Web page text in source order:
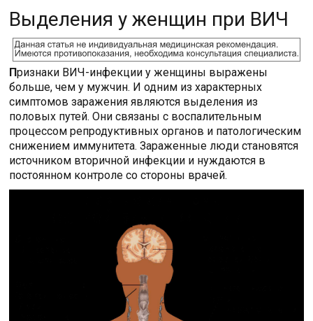
Выделения у женщин при ВИЧ
Признаки ВИЧ-инфекции у женщины выражены
больше, чем у мужчин. И одним из характерных
симптомов заражения являются выделения из
половых путей. Они связаны с воспалительным
процессом репродуктивных органов и патологическим
снижением иммунитета. Зараженные люди становятся
источником вторичной инфекции и нуждаются в
постоянном контроле со стороны врачей.